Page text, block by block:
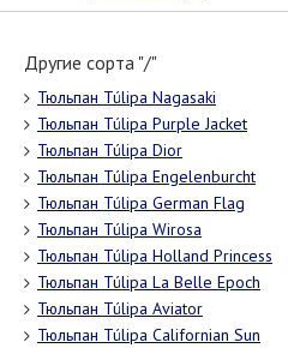
Другие сорта "/"
Тюльпан Túlipa Nagasaki
Тюльпан Túlipa Purple Jacket
Тюльпан Túlipa Dior
Тюльпан Túlipa Engelenburcht
Тюльпан Túlipa German Flag
Тюльпан Túlipa Wirosa
Тюльпан Túlipa Holland Princess
Тюльпан Túlipa La Belle Epoch
Тюльпан Túlipa Aviator
Тюльпан Túlipa Californian Sun